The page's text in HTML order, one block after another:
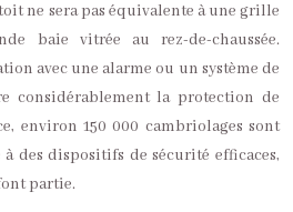
ne sera pas équivalente à une grille
baie vitrée au rez-de-chaussée.
avec une alarme ou un système de
considérablement la protection de
environ 150 000 cambriolages sont
des dispositifs de sécurité efficaces,
partie.